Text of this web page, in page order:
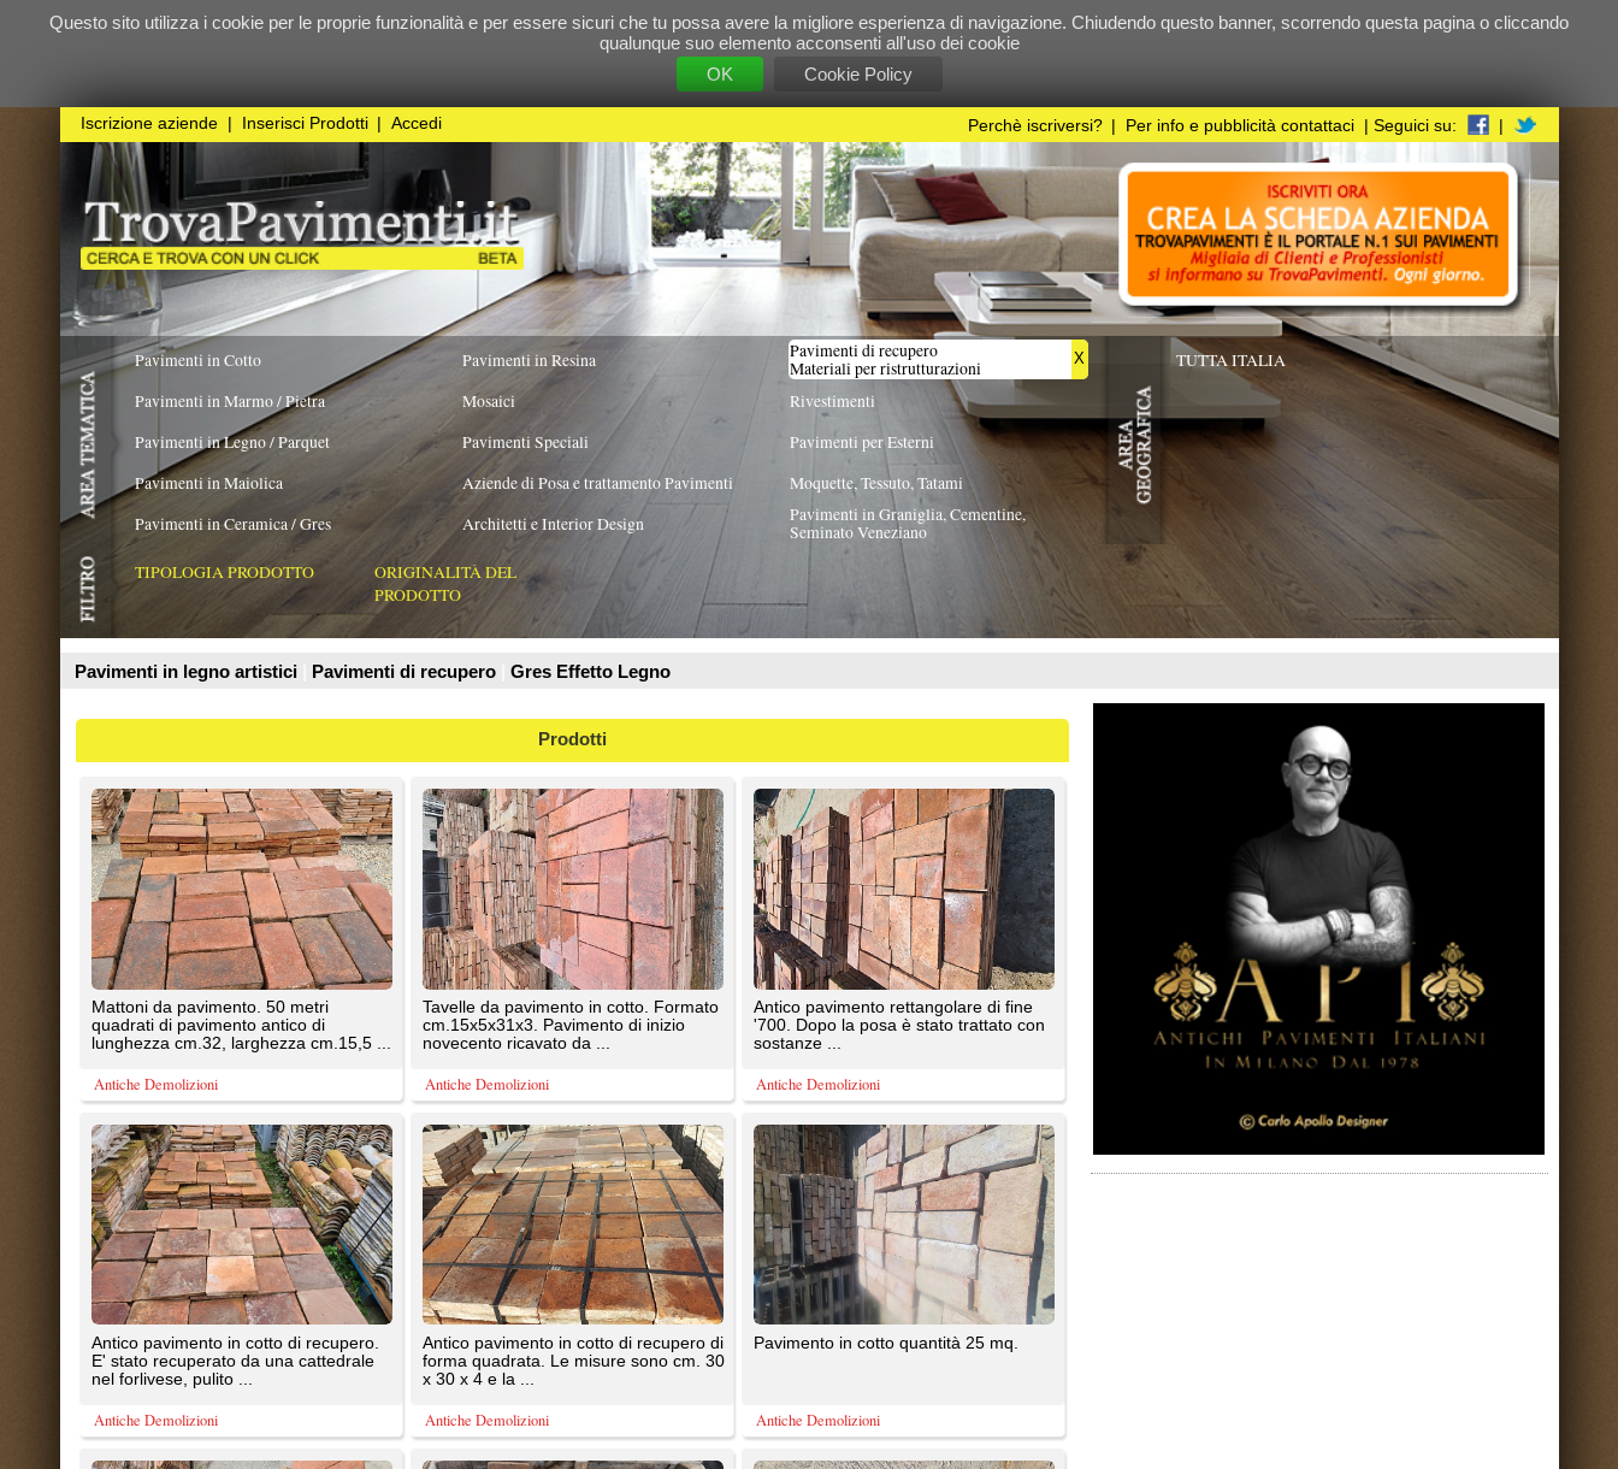
Questo sito utilizza i cookie per le proprie funzionalità e per essere sicuri che tu possa avere la migliore esperienza di navigazione. Chiudendo questo banner, scorrendo questa pagina o cliccando
qualunque suo elemento acconsenti all'uso dei cookie
Cookie Policy
Pavimenti in Cotto
Pavimenti in Marmo / Pietra
Pavimenti in Legno / Parquet
Pavimenti in Ceramica / Gres
Pavimenti in Resina
Pavimenti Speciali
Aziende di Posa e trattamento Pavimenti
Architetti e Interior Design
Pavimenti di recupero
Materiali per ristrutturazioni X
Rivestimenti
Moquette, Tessuto, Tatami
Pavimenti in Graniglia, Cementine,
Seminato Veneziano
TUTTA ITALIA
TIPOLOGIA PRODOTTO ORIGINALITÀ DEL
Pavimenti in legno artistici Pavimenti di recupero Gres Effetto Legno
Prodotti
Mattoni da pavimento. 50 metri
quadrati di pavimento antico di
lunghezza cm.32, larghezza cm.15,5 ...
Antiche Demolizioni
Tavelle da pavimento in cotto. Formato
cm.15x5x31x3. Pavimento di inizio
novecento ricavato da ...
Antiche Demolizioni
Antico pavimento rettangolare di fine
'700. Dopo la posa è stato trattato con
sostanze ...
Antiche Demolizioni
E' stato recuperato da una cattedrale
nel forlivese, pulito ...
Antiche Demolizioni
forma quadrata. Le misure sono cm. 30
x 30 x 4 e la ...
Antiche Demolizioni Antiche Demolizioni
Pavimento rettangolare di formato
cm.17x32x5 di spessore.
Pavimento antico di recupero. Formato
19x19x2,5 e di colorazione rosato
chiaro e giallo ...
Pavimento antico in legno di larice.
Ricavato da un casolare centenario, il